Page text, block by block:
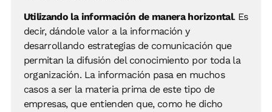
Utilizando la información de manera horizontal. Es
decir, dándole valor a la información y
desarrollando estrategias de comunicación que
permitan la difusión del conocimiento por toda la
organización. La información pasa en muchos
casos a ser la materia prima de este tipo de
empresas, que entienden que, como he dicho